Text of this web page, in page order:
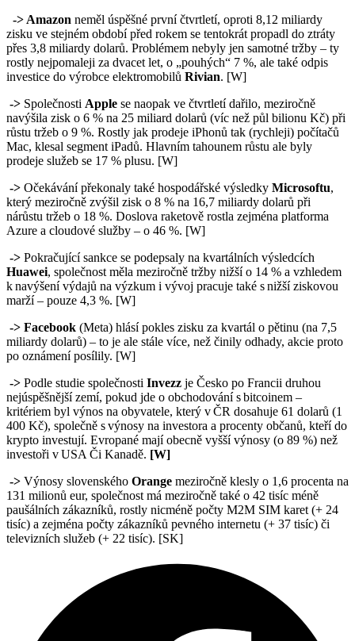
-> Amazon neměl úspěšné první čtvrtletí, oproti 8,12 miliardy
zisku ve stejném období před rokem se tentokrát propadl do ztráty
přes 3,8 miliardy dolarů. Problémem nebyly jen samotné tržby – ty
rostly nejpomaleji za dvacet let, o „pouhých“ 7 %, ale také odpis
investice do výrobce elektromobilů Rivian. [W]
-> Společnosti Apple se naopak ve čtvrtletí dařilo, meziročně
navýšila zisk o 6 % na 25 miliard dolarů (víc než půl bilionu Kč) při
růstu tržeb o 9 %. Rostly jak prodeje iPhonů tak (rychleji) počítačů
Mac, klesal segment iPadů. Hlavním tahounem růstu ale byly
prodeje služeb se 17 % plusu. [W]
-> Očekávání překonaly také hospodářské výsledky Microsoftu,
který meziročně zvýšil zisk o 8 % na 16,7 miliardy dolarů při
nárůstu tržeb o 18 %. Doslova raketově rostla zejména platforma
Azure a cloudové služby – o 46 %. [W]
-> Pokračující sankce se podepsaly na kvartálních výsledcích
Huawei, společnost měla meziročně tržby nižší o 14 % a vzhledem
k navýšení výdajů na výzkum i vývoj pracuje také s nižší ziskovou
marží – pouze 4,3 %. [W]
-> Facebook (Meta) hlásí pokles zisku za kvartál o pětinu (na 7,5
miliardy dolarů) – to je ale stále více, než činily odhady, akcie proto
po oznámení posílily. [W]
-> Podle studie společnosti Invezz je Česko po Francii druhou
nejúspěšnější zemí, pokud jde o obchodování s bitcoinem –
kritériem byl výnos na obyvatele, který v ČR dosahuje 61 dolarů (1
400 Kč), společně s výnosy na investora a procenty občanů, kteří do
krypto investují. Evropané mají obecně vyšší výnosy (o 89 %) než
investoři v USA Či Kanadě. [W]
-> Výnosy slovenského Orange meziročně klesly o 1,6 procenta na
131 milionů eur, společnost má meziročně také o 42 tisíc méně
paušálních zákazníků, rostly nicméně počty M2M SIM karet (+ 24
tisíc) a zejména počty zákazníků pevného internetu (+ 37 tisíc) či
televizních služeb (+ 22 tisíc). [SK]